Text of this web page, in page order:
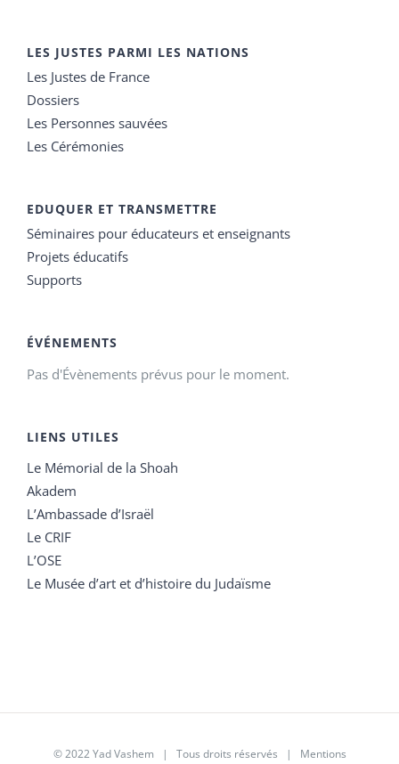
LES JUSTES PARMI LES NATIONS
Les Justes de France
Dossiers
Les Personnes sauvées
Les Cérémonies
EDUQUER ET TRANSMETTRE
Séminaires pour éducateurs et enseignants
Projets éducatifs
Supports
ÉVÉNEMENTS
Pas d'Évènements prévus pour le moment.
LIENS UTILES
Le Mémorial de la Shoah
Akadem
L’Ambassade d’Israël
Le CRIF
L’OSE
Le Musée d’art et d’histoire du Judaïsme
© 2022 Yad Vashem | Tous droits réservés | Mentions